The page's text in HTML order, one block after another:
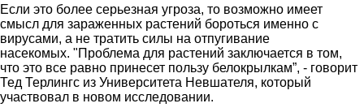
Если это более серьезная угроза, то возможно имеет
смысл для зараженных растений бороться именно с
вирусами, а не тратить силы на отпугивание
насекомых. "Проблема для растений заключается в том,
что это все равно принесет пользу белокрылкам”, - говорит
Тед Терлингс из Университета Невшателя, который
участвовал в новом исследовании.